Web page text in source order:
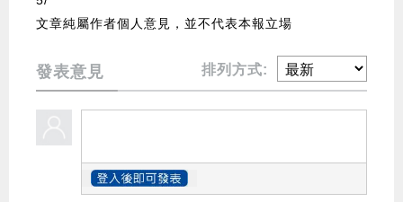
文章純屬作者個人意見，並不代表本報立場
發表意見 排列方式: